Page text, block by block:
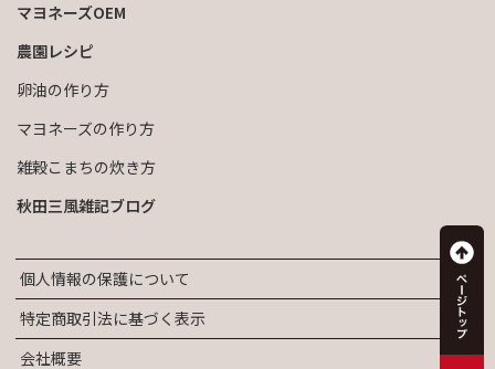
マヨネーズOEM
農園レシピ
卵油の作り方
マヨネーズの作り方
雑穀こまちの炊き方
秋田三風雑記ブログ
個人情報の保護について
特定商取引法に基づく表示
会社概要